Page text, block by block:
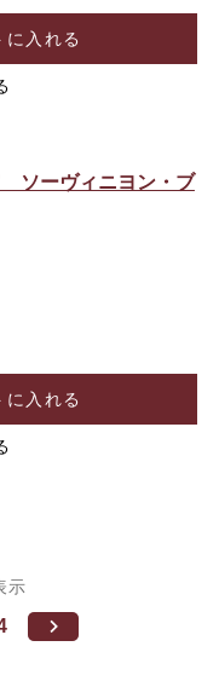
に入れる
ーヴィニヨン・ブ
に入れる
示